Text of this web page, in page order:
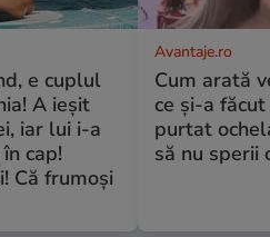
e cuplul
A ieșit
iar lui i-a
cap!
Că frumoși
Avantaje.ro
Cum arată
ce și-a
purtat
să nu sperii